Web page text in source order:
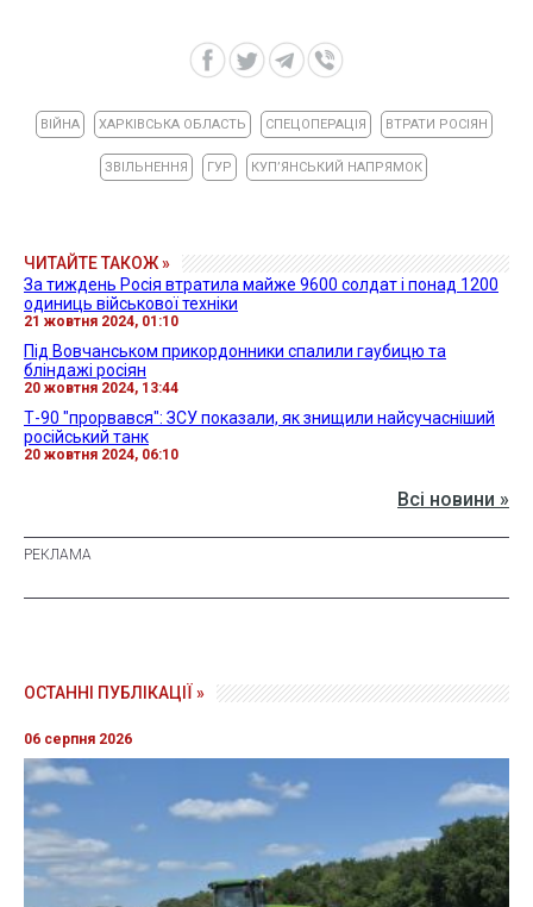
ВІЙНА ХАРКІВСЬКА ОБЛАСТЬ СПЕЦОПЕРАЦІЯ ВТРАТИ РОСІЯН
ЗВІЛЬНЕННЯ ГУР КУПʼЯНСЬКИЙ НАПРЯМОК
ЧИТАЙТЕ ТАКОЖ »
За тиждень Росія втратила майже 9600 солдат і понад 1200
одиниць військової техніки
21 жовтня 2024, 01:10
Під Вовчанськом прикордонники спалили гаубицю та
бліндажі росіян
20 жовтня 2024, 13:44
Т-90 "прорвався": ЗСУ показали, як знищили найсучасніший
російський танк
20 жовтня 2024, 06:10
Всі новини »
ОСТАННІ ПУБЛІКАЦІЇ »
06 серпня 2026